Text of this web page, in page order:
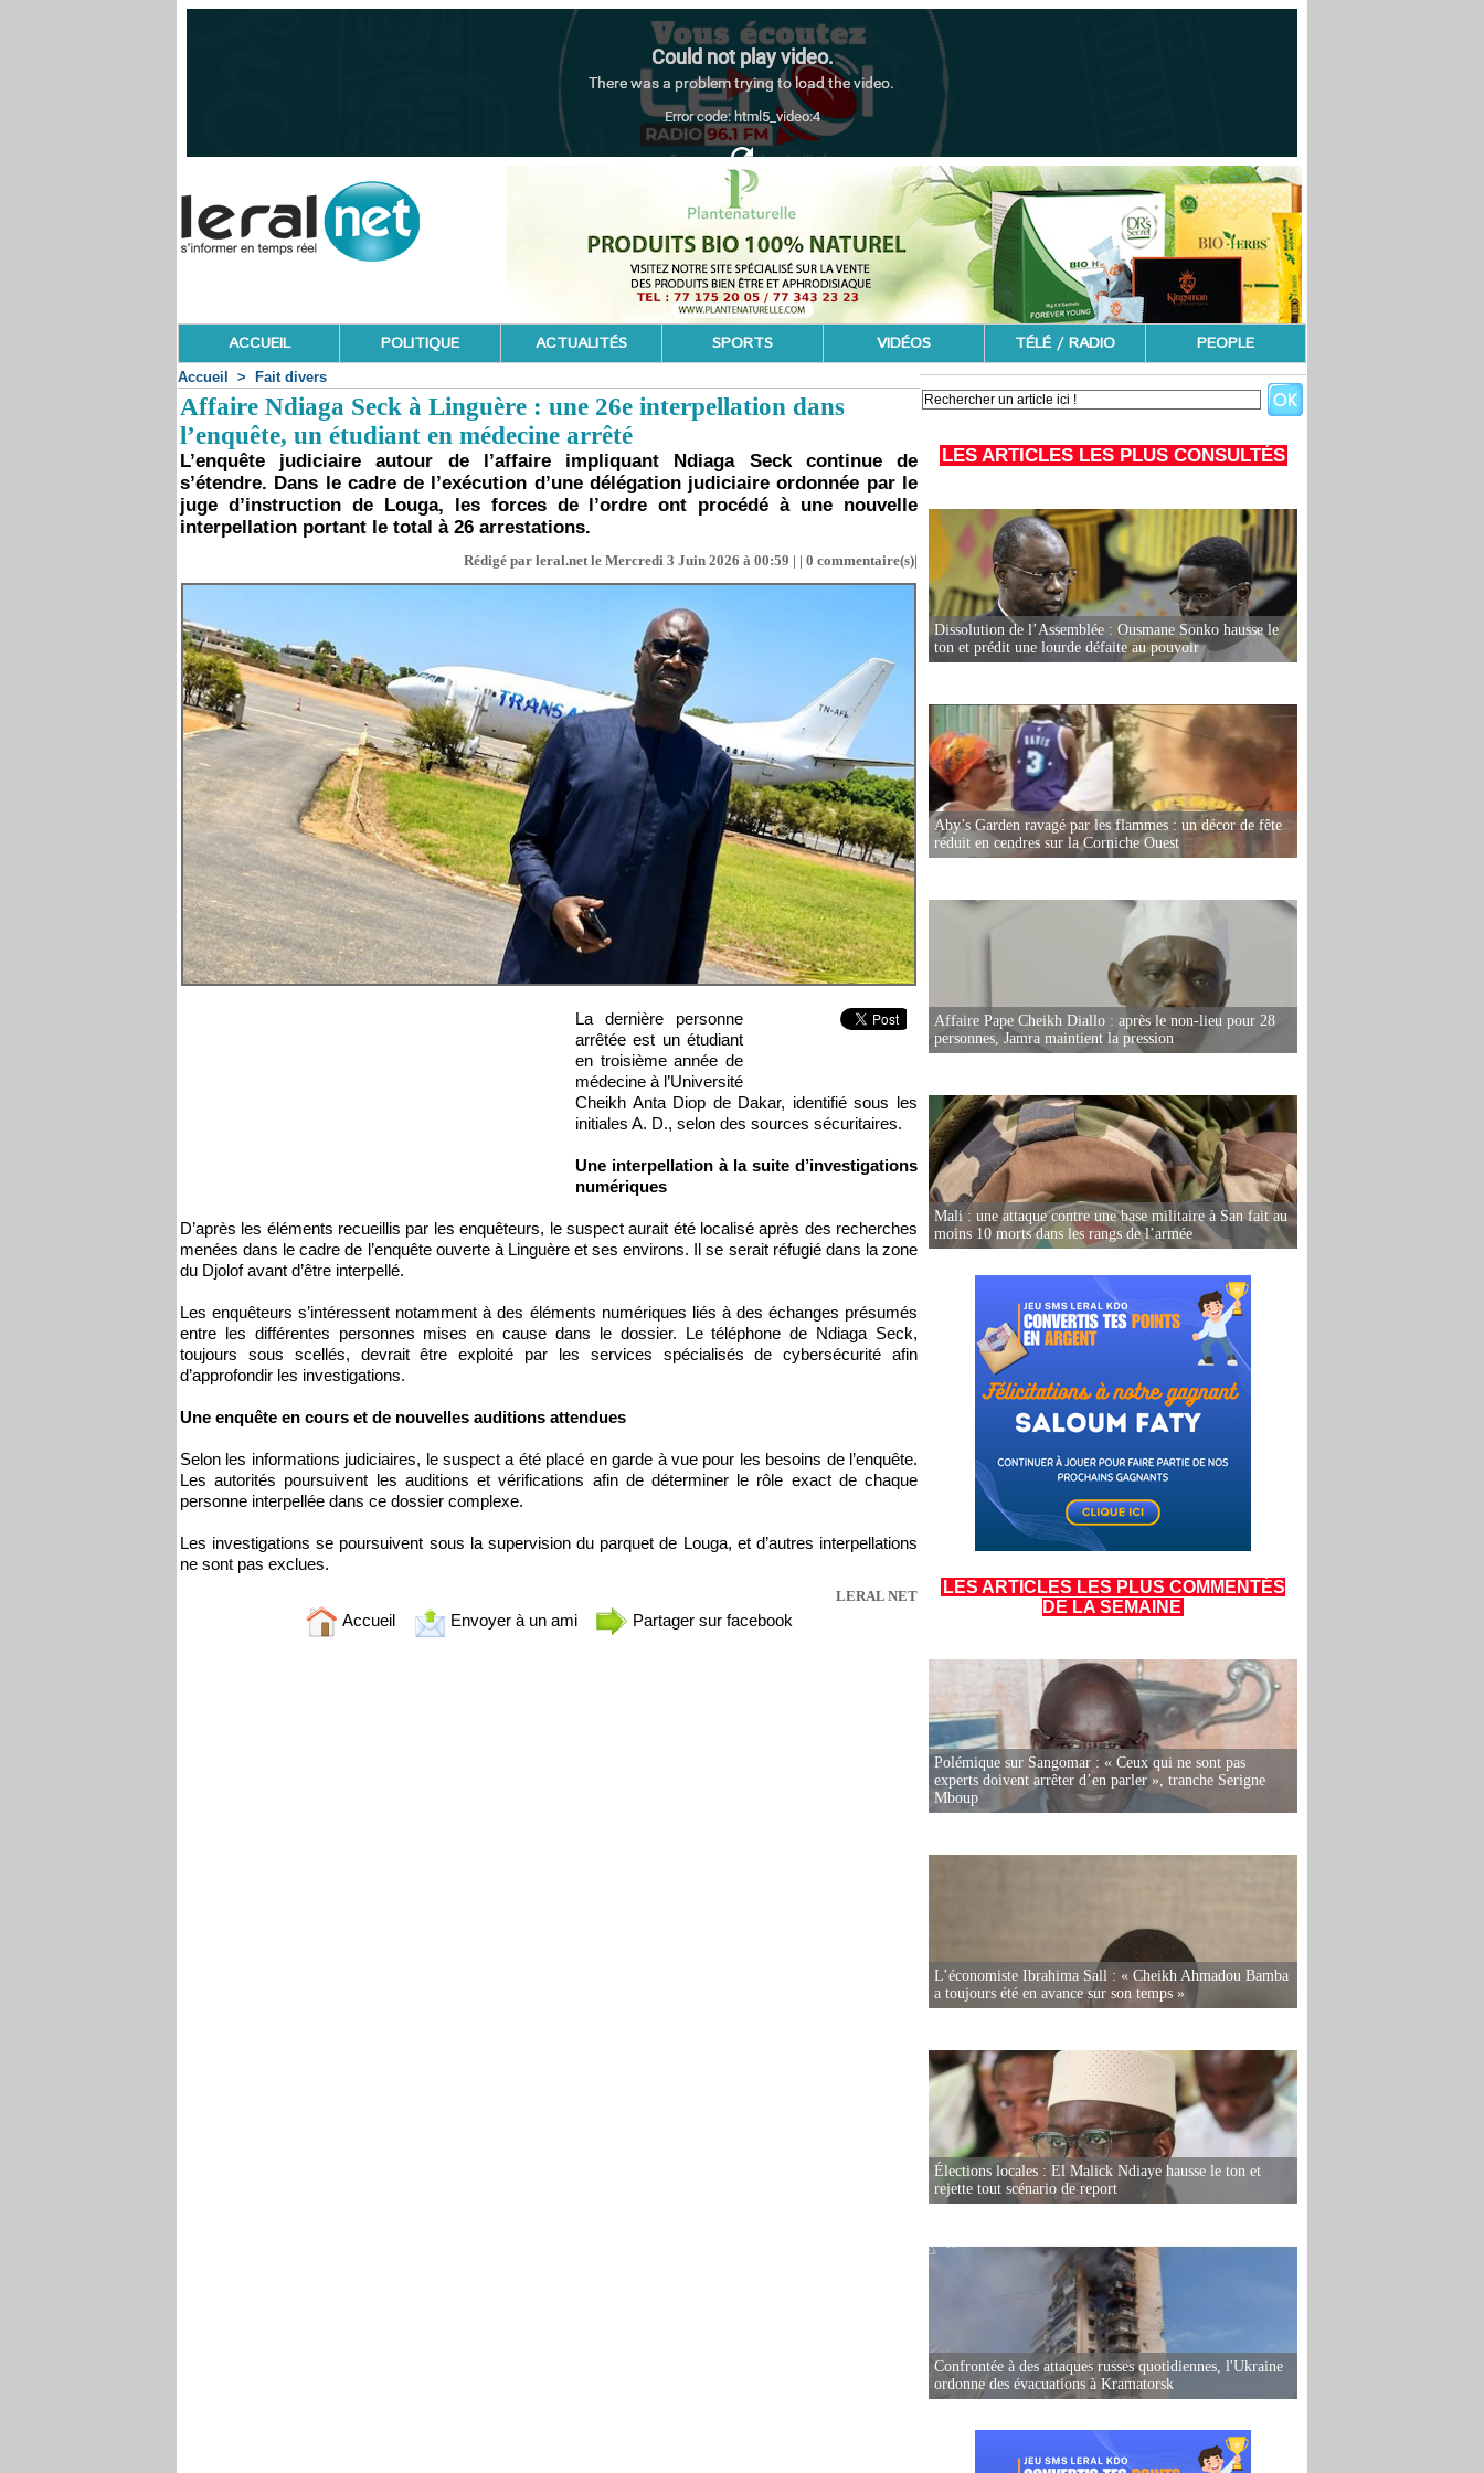
ACCUEIL POLITIQUE ACTUALITÉS SPORTS VIDÉOS TÉLÉ / RADIO PEOPLE
Accueil > Fait divers
Affaire Ndiaga Seck à Linguère : une 26e interpellation dans
l’enquête, un étudiant en médecine arrêté
L’enquête judiciaire autour de l’affaire impliquant Ndiaga Seck continue de
s’étendre. Dans le cadre de l’exécution d’une délégation judiciaire ordonnée par le
juge d’instruction de Louga, les forces de l’ordre ont procédé à une nouvelle
interpellation portant le total à 26 arrestations.
Rédigé par leral.net le Mercredi 3 Juin 2026 à 00:59 | | 0 commentaire(s)|
La dernière personne
arrêtée est un étudiant
en troisième année de
médecine à l’Université
Cheikh Anta Diop de Dakar, identifié sous les
initiales A. D., selon des sources sécuritaires.
Une interpellation à la suite d’investigations
numériques
D’après les éléments recueillis par les enquêteurs, le suspect aurait été localisé après des recherches
menées dans le cadre de l’enquête ouverte à Linguère et ses environs. Il se serait réfugié dans la zone
du Djolof avant d’être interpellé.
Les enquêteurs s’intéressent notamment à des éléments numériques liés à des échanges présumés
entre les différentes personnes mises en cause dans le dossier. Le téléphone de Ndiaga Seck,
toujours sous scellés, devrait être exploité par les services spécialisés de cybersécurité afin
d’approfondir les investigations.
Une enquête en cours et de nouvelles auditions attendues
Selon les informations judiciaires, le suspect a été placé en garde à vue pour les besoins de l’enquête.
Les autorités poursuivent les auditions et vérifications afin de déterminer le rôle exact de chaque
personne interpellée dans ce dossier complexe.
Les investigations se poursuivent sous la supervision du parquet de Louga, et d’autres interpellations
ne sont pas exclues.
LERAL NET
Accueil Envoyer à un ami Partager sur facebook
LES ARTICLES LES PLUS CONSULTÉS
Dissolution de l’Assemblée : Ousmane Sonko hausse le
ton et prédit une lourde défaite au pouvoir
Aby’s Garden ravagé par les flammes : un décor de fête
réduit en cendres sur la Corniche Ouest
Affaire Pape Cheikh Diallo : après le non-lieu pour 28
personnes, Jamra maintient la pression
Mali : une attaque contre une base militaire à San fait au
moins 10 morts dans les rangs de l’armée
LES ARTICLES LES PLUS COMMENTÉS
DE LA SEMAINE
Polémique sur Sangomar : « Ceux qui ne sont pas
experts doivent arrêter d’en parler », tranche Serigne
Mboup
L’économiste Ibrahima Sall : « Cheikh Ahmadou Bamba
a toujours été en avance sur son temps »
Élections locales : El Malick Ndiaye hausse le ton et
rejette tout scénario de report
Confrontée à des attaques russes quotidiennes, l'Ukraine
ordonne des évacuations à Kramatorsk